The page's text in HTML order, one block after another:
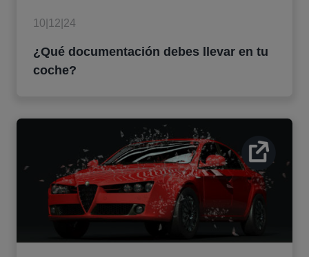
10|12|24
¿Qué documentación debes llevar en tu
coche?